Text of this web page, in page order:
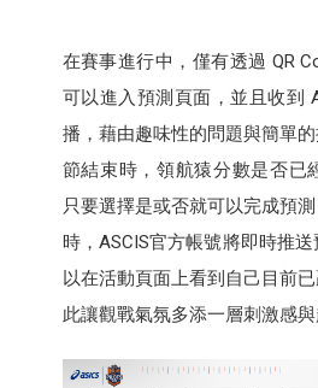
在賽事進行中，僅有透過 QR
可以進入預測頁面，並且收到
播，藉由趣味性的問題與簡單
節結束時，領航猿分數是否已
只要選擇是或否就可以完成預
時，ASCIS官方帳號將即時推
以在活動頁面上看到自己目前
此讓觀戰氣氛多添一層刺激感與